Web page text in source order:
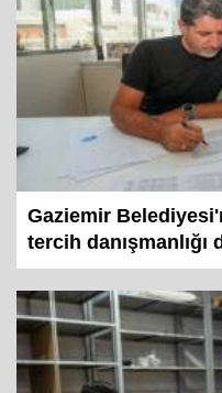
Gaziemir
tercih danışmanlığı